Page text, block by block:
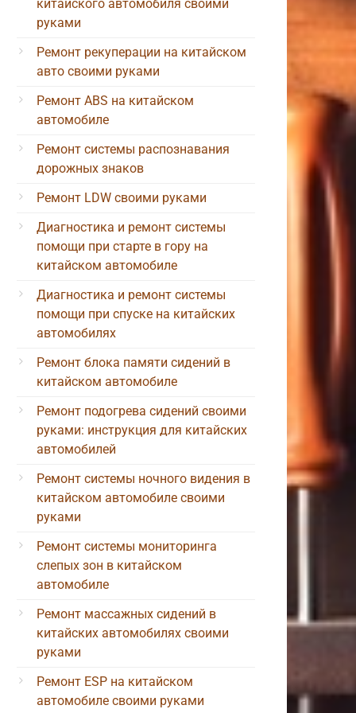
китайского автомобиля своими
руками
Ремонт рекуперации на китайском
авто своими руками
Ремонт ABS на китайском
автомобиле
Ремонт системы распознавания
дорожных знаков
Ремонт LDW своими руками
Диагностика и ремонт системы
помощи при старте в гору на
китайском автомобиле
Диагностика и ремонт системы
помощи при спуске на китайских
автомобилях
Ремонт блока памяти сидений в
китайском автомобиле
Ремонт подогрева сидений своими
руками: инструкция для китайских
автомобилей
Ремонт системы ночного видения в
китайском автомобиле своими
руками
Ремонт системы мониторинга
слепых зон в китайском
автомобиле
Ремонт массажных сидений в
китайских автомобилях своими
руками
Ремонт ESP на китайском
автомобиле своими руками